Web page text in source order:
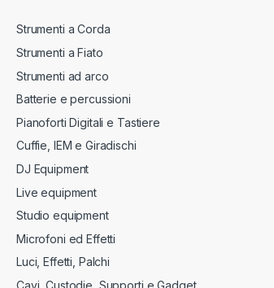
Strumenti a Corda
Strumenti a Fiato
Strumenti ad arco
Batterie e percussioni
Pianoforti Digitali e Tastiere
Cuffie, IEM e Giradischi
DJ Equipment
Live equipment
Studio equipment
Microfoni ed Effetti
Luci, Effetti, Palchi
Cavi, Custodie, Supporti e Gadget